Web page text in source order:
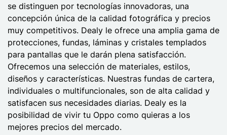
se distinguen por tecnologías innovadoras, una
concepción única de la calidad fotográfica y precios
muy competitivos. Dealy le ofrece una amplia gama de
protecciones, fundas, láminas y cristales templados
para pantallas que le darán plena satisfacción.
Ofrecemos una selección de materiales, estilos,
diseños y características. Nuestras fundas de cartera,
individuales o multifuncionales, son de alta calidad y
satisfacen sus necesidades diarias. Dealy es la
posibilidad de vivir tu Oppo como quieras a los
mejores precios del mercado.